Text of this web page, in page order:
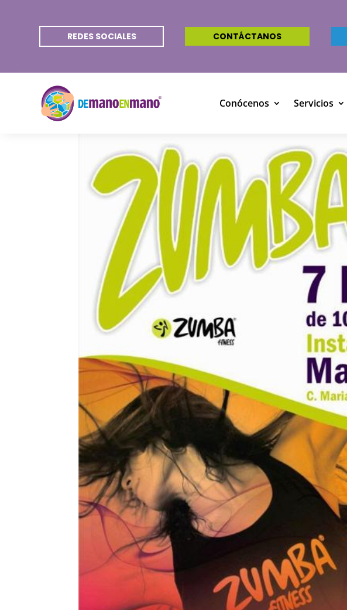
REDES SOCIALES CONTÁCTANOS
Conócenos Servicios